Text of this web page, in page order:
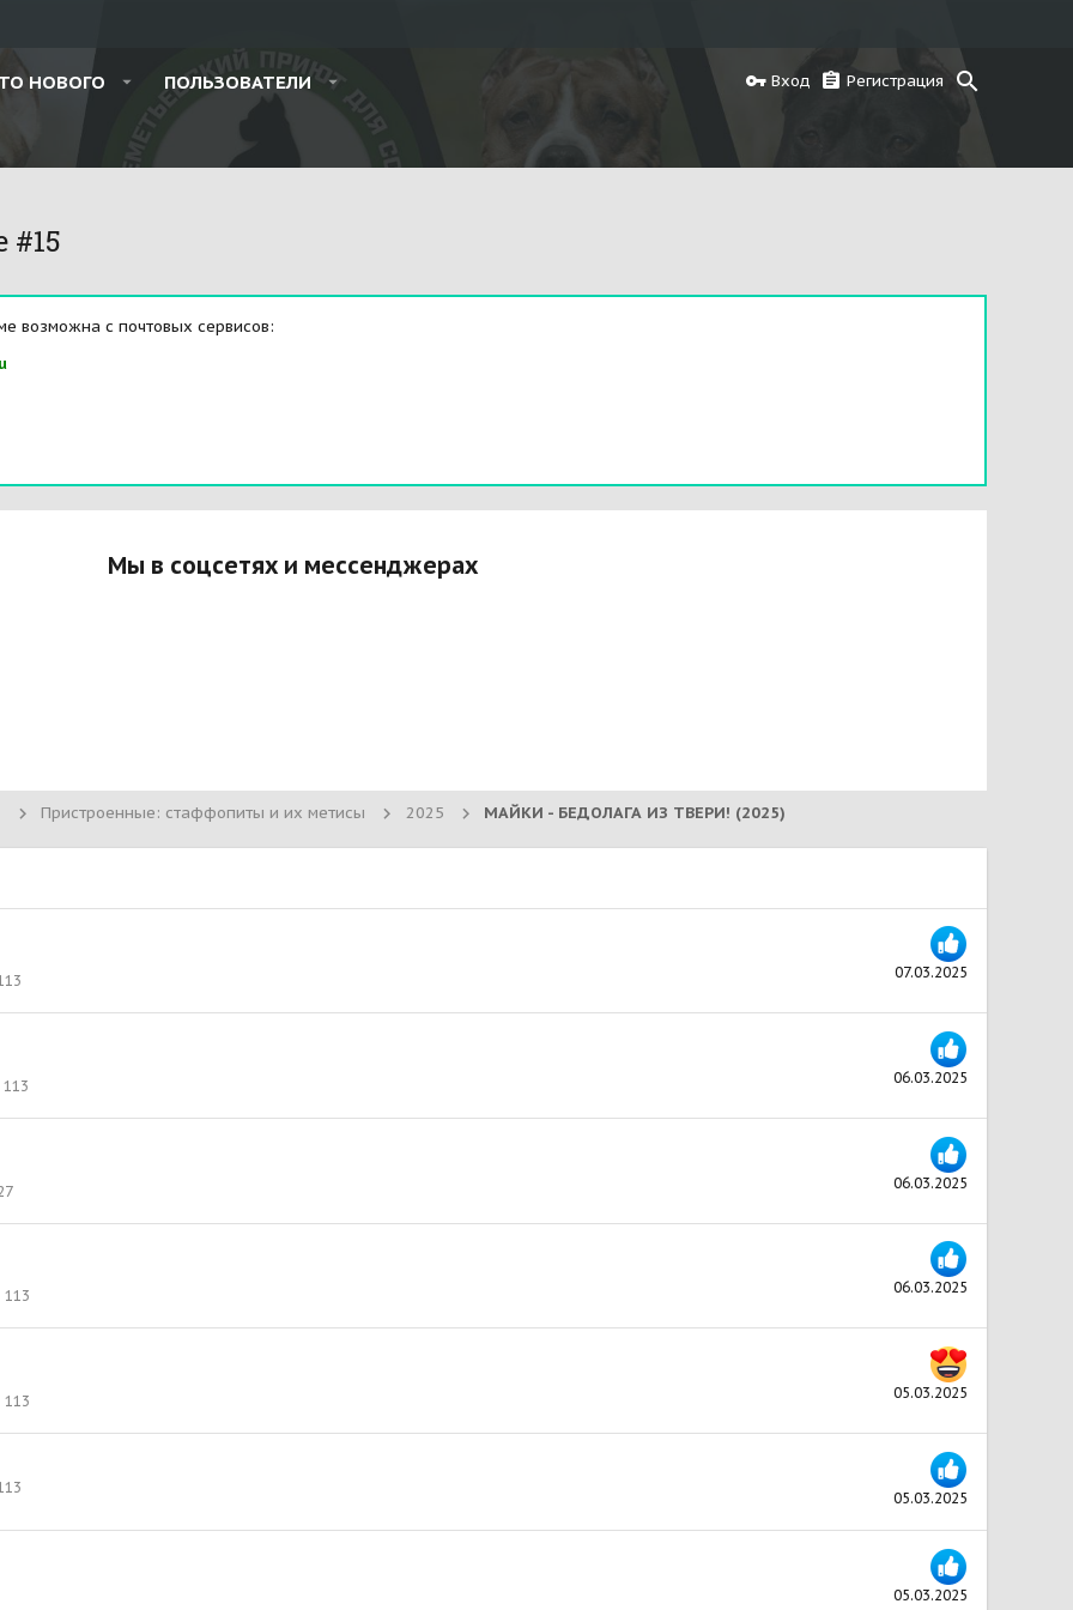
НОВОГО ПОЛЬЗОВАТЕЛИ Вход Регистрация
#15
возможна с почтовых сервисов:
Мы в соцсетях и мессенджерах
Пристроенные: стаффопиты и их метисы 2025 МАЙКИ - БЕДОЛАГА ИЗ ТВЕРИ! (2025)
07.03.2025
06.03.2025
113
06.03.2025
06.03.2025
113
05.03.2025
113
05.03.2025
05.03.2025